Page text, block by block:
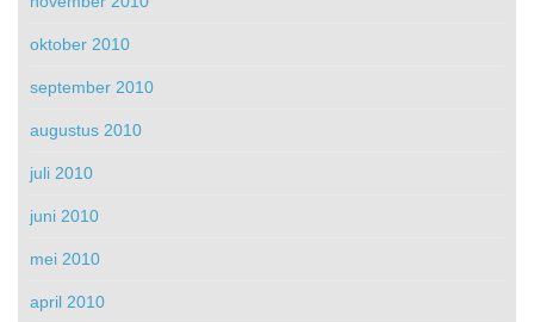
oktober 2010
september 2010
augustus 2010
juli 2010
juni 2010
mei 2010
april 2010